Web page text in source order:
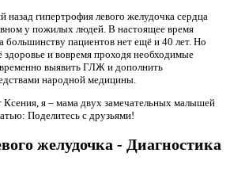
назад гипертрофия левого желудочка сердца
у пожилых людей. В настоящее время
большинству пациентов нет ещё и 40 лет. Но
и вовремя проходя необходимые
выявить ГЛЖ и дополнить
народной медицины.
Ксения, я – мама двух замечательных малышей
Поделитесь с друзьями!
желудочка - Диагностика